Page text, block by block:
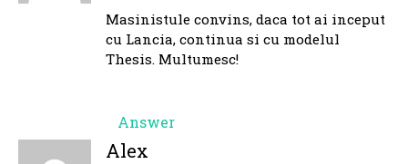
Masinistule convins, daca tot ai inceput
cu Lancia, continua si cu modelul
Thesis. Multumesc!
Answer
Alex